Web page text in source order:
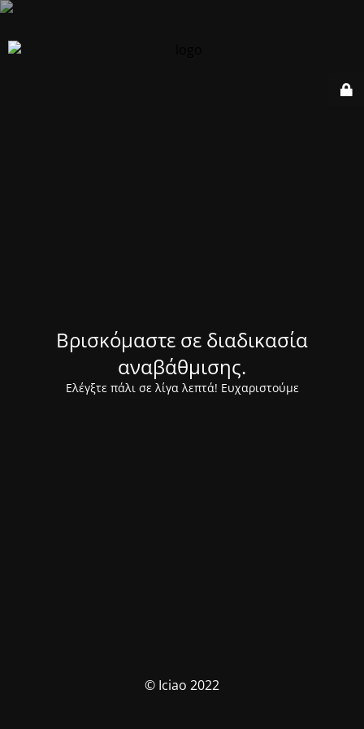
Βρισκόμαστε σε διαδικασία
αναβάθμισης.
Ελέγξτε πάλι σε λίγα λεπτά! Ευχαριστούμε
© Iciao 2022